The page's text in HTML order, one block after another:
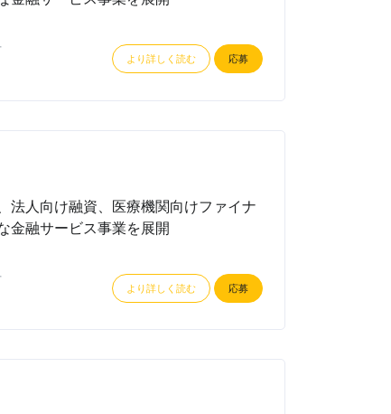
より詳しく読む 応募
法人向け融資、医療機関向けファイナ
金融サービス事業を展開
より詳しく読む 応募